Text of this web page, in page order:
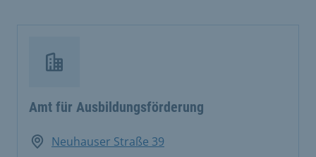
Amt für Ausbildungsförderung
Neuhauser Straße 39